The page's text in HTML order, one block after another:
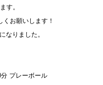
す。
お願いします！
なりました。
レーボール